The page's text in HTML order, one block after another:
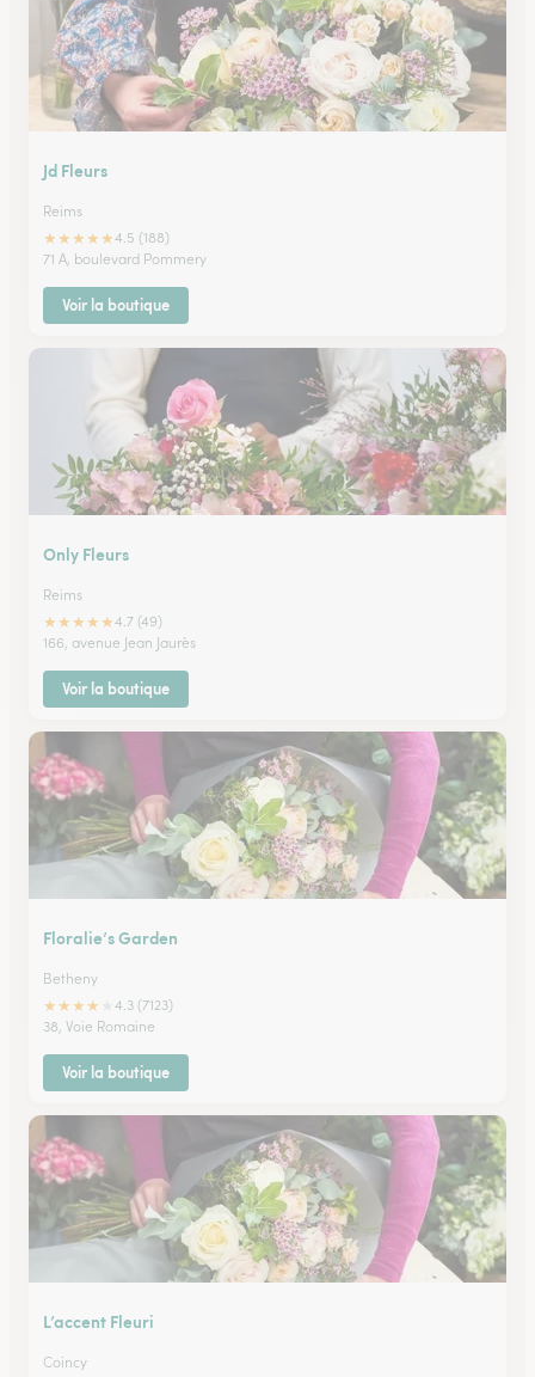
Jd Fleurs
Reims
★★★★★4.5 (188)
71 A, boulevard Pommery
Voir la boutique
Only Fleurs
Reims
★★★★★4.7 (49)
166, avenue Jean Jaurès
Voir la boutique
Floralie’s Garden
Betheny
★★★★
4.3 (7123)
38, Voie Romaine
Voir la boutique
L’accent Fleuri
Coincy